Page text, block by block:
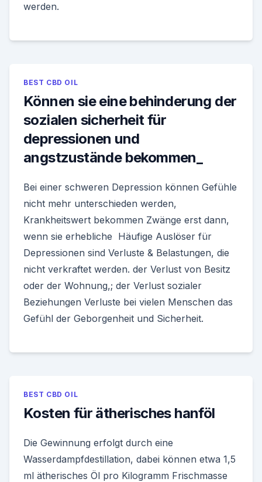
werden.
BEST CBD OIL
Können sie eine behinderung der
sozialen sicherheit für
depressionen und
angstzustände bekommen_
Bei einer schweren Depression können Gefühle
nicht mehr unterschieden werden,
Krankheitswert bekommen Zwänge erst dann,
wenn sie erhebliche Häufige Auslöser für
Depressionen sind Verluste & Belastungen, die
nicht verkraftet werden. der Verlust von Besitz
oder der Wohnung,; der Verlust sozialer
Beziehungen Verluste bei vielen Menschen das
Gefühl der Geborgenheit und Sicherheit.
BEST CBD OIL
Kosten für ätherisches hanföl
Die Gewinnung erfolgt durch eine
Wasserdampfdestillation, dabei können etwa 1,5
ml ätherisches Öl pro Kilogramm Frischmasse